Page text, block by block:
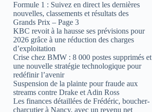
Formule 1 : Suivez en direct les dernières
nouvelles, classements et résultats des
Grands Prix – Page 3
KBC revoit à la hausse ses prévisions pour
2026 grâce à une réduction des charges
d’exploitation
Crise chez BMW : 8 000 postes supprimés et
une nouvelle stratégie technologique pour
redéfinir l’avenir
Suspension de la plainte pour fraude aux
streams contre Drake et Adin Ross
Les finances détaillées de Frédéric, boucher-
charcutier à Nancy, avec un revenu net